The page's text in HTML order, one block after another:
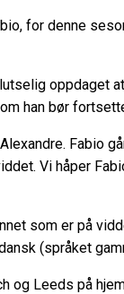
for denne
oppdaget
han bør
Fabio
Vi håper
som er på
(språket
og Leeds på